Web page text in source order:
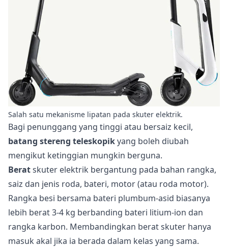
Salah satu mekanisme lipatan pada skuter elektrik.
Bagi penunggang yang tinggi atau bersaiz kecil,
batang stereng teleskopikyang boleh diubah
mengikut ketinggian mungkin berguna.
Beratskuter elektrik bergantung pada bahan rangka,
saiz dan jenis roda, bateri, motor (atau roda motor).
Rangka besi bersama bateri plumbum-asid biasanya
lebih berat 3-4 kg berbanding bateri litium-ion dan
rangka karbon. Membandingkan berat skuter hanya
masuk akal jika ia berada dalam kelas yang sama.